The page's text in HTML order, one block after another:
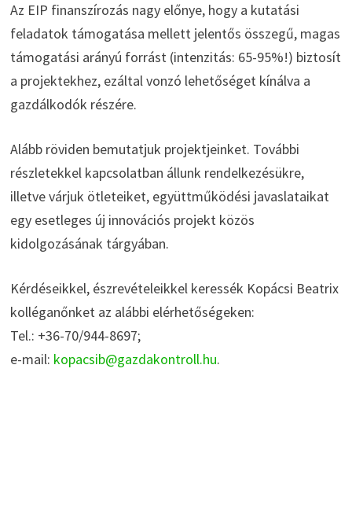
Az EIP finanszírozás nagy előnye, hogy a kutatási
feladatok támogatása mellett jelentős összegű, magas
támogatási arányú forrást (intenzitás: 65-95%!) biztosít
a projektekhez, ezáltal vonzó lehetőséget kínálva a
gazdálkodók részére.
Alább röviden bemutatjuk projektjeinket. További
részletekkel kapcsolatban állunk rendelkezésükre,
illetve várjuk ötleteiket, együttműködési javaslataikat
egy esetleges új innovációs projekt közös
kidolgozásának tárgyában.
Kérdéseikkel, észrevételeikkel keressék Kopácsi Beatrix
kolléganőnket az alábbi elérhetőségeken:
Tel.: +36-70/944-8697;
e-mail: kopacsib@gazdakontroll.hu.